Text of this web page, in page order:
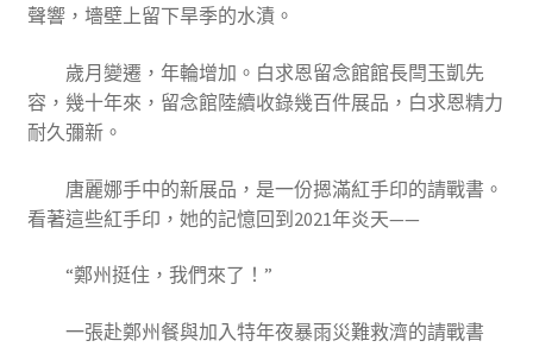
聲響，墻壁上留下旱季的水漬。
歲月變遷，年輪增加。白求恩留念館館長閆玉凱先
容，幾十年來，留念館陸續收錄幾百件展品，白求恩精力
耐久彌新。
唐麗娜手中的新展品，是一份摁滿紅手印的請戰書。
看著這些紅手印，她的記憶回到2021年炎天——
“鄭州挺住，我們來了！”
一張赴鄭州餐與加入特年夜暴雨災難救濟的請戰書